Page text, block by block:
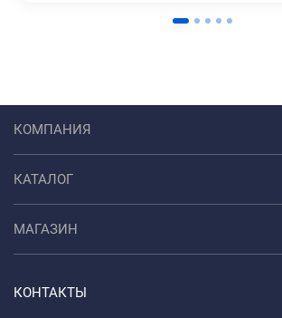
КОМПАНИЯ
КАТАЛОГ
МАГАЗИН
КОНТАКТЫ